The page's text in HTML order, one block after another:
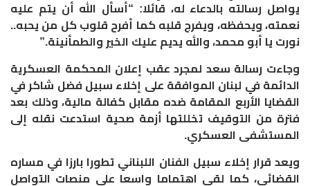
يواصل رسالته بالدعاء له، قائلا: “أسأل الله أن يتم عليه
نعمته، ويحفظه، ويفرج قلبه كما أفرح قلوب كل من يحبه..
نورت يا أبو محمد، والله يديم عليك الخير والطمأنينة.”
وجاءت رسالة سعد لمجرد عقب إعلان المحكمة العسكرية
الدائمة في لبنان الموافقة على إخلاء سبيل فضل شاكر في
القضايا الأربع المقامة ضده مقابل كفالة مالية، وذلك بعد
فترة من التوقيف تخللتها أزمة صحية استدعت نقله إلى
المستشفى العسكري.
ويعد قرار إخلاء سبيل الفنان اللبناني تطورا بارزا في مساره
القضائي، كما لقي اهتماما واسعا على منصات التواصل